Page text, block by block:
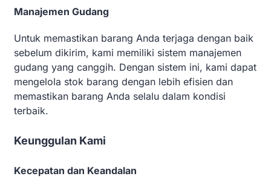
Manajemen Gudang
Untuk memastikan barang Anda terjaga dengan baik
sebelum dikirim, kami memiliki sistem manajemen
gudang yang canggih. Dengan sistem ini, kami dapat
mengelola stok barang dengan lebih efisien dan
memastikan barang Anda selalu dalam kondisi
terbaik.
Keunggulan Kami
Kecepatan dan Keandalan